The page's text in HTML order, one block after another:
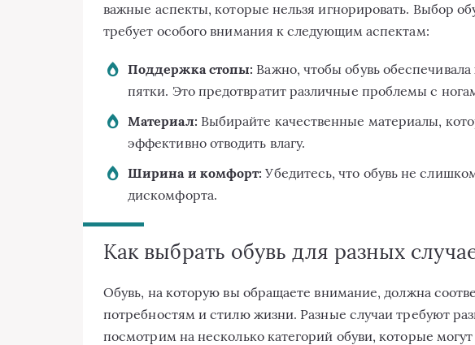
важные аспекты, которые нельзя игнорировать. Выбор
требует особого внимания к следующим аспектам:
Поддержка стопы: Важно, чтобы обувь
пятки. Это предотвратит различные проблемы с
Материал: Выбирайте качественные материалы,
эффективно отводить влагу.
Ширина и комфорт: Убедитесь, что обувь не
дискомфорта.
Как выбрать обувь для разных
Обувь, на которую вы обращаете внимание, должна
потребностям и стилю жизни. Разные случаи требуют
посмотрим на несколько категорий обуви, которые